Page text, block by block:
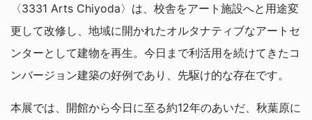
〈3331 Arts Chiyoda〉は、校舎をアート施設へと用途変
更して改修し、地域に開かれたオルタナティブなアートセ
ンターとして建物を再生。今日まで利活用を続けてきたコ
ンバージョン建築の好例であり、先駆け的な存在です。
本展では、開館から今日に至る約12年のあいだ、秋葉原に